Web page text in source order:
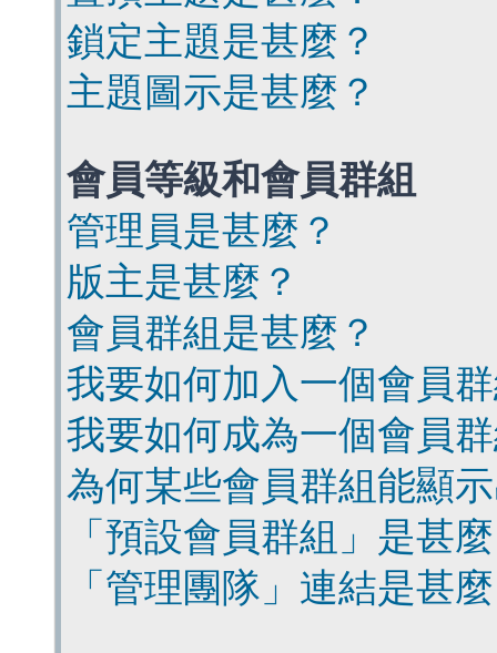
鎖定主題是甚麼？
主題圖示是甚麼？
會員等級和會員群組
管理員是甚麼？
版主是甚麼？
會員群組是甚麼？
我要如何加入一個會員
我要如何成為一個會員
為何某些會員群組能顯
「預設會員群組」是甚
「管理團隊」連結是甚